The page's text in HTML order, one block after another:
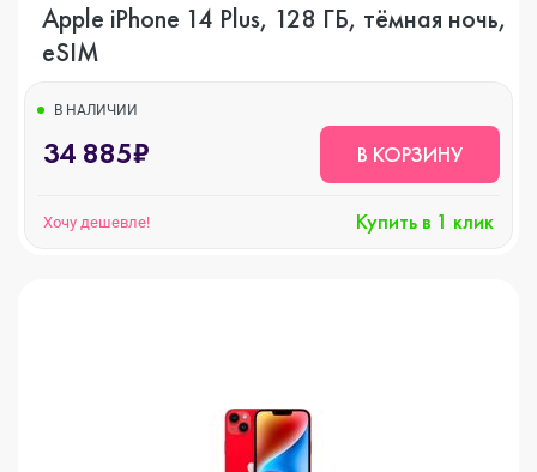
Apple iPhone 14 Plus, 128 ГБ, тёмная ночь,
eSIM
В НАЛИЧИИ
34 885₽ В КОРЗИНУ
Хочу дешевле! Купить в 1 клик